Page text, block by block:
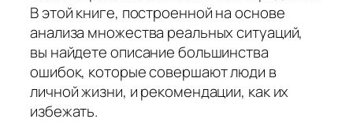
В этой книге, построенной на основе
анализа множества реальных ситуаций,
вы найдете описание большинства
ошибок, которые совершают люди в
личной жизни, и рекомендации, как их
избежать.